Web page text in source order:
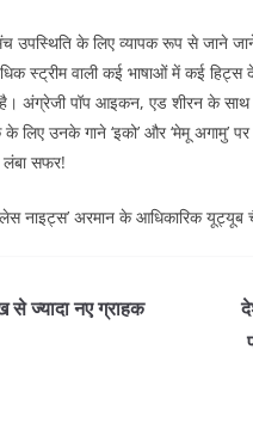
उपस्थिति के लिए व्यापक रूप से जाने
स्ट्रीम वाली कई भाषाओं में कई हिट्स
अंग्रेजी पॉप आइकन, एड शीरन के
उनके गाने ‘इको’ और ‘मेमू अगामु’
लंबा सफर!
नाइट्स’ अरमान के आधिकारिक
ज्यादा नए ग्राहक